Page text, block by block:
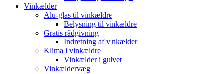
Vinkælder
Alu-glas til vinkældre
Belysning til vinkældre
Gratis rådgivning
Indretning af vinkælder
Klima i vinkældre
Vinkælder i gulvet
Vinkældervæg